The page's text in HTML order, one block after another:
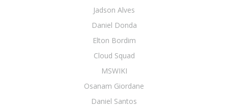
Jadson Alves
Daniel Donda
Elton Bordim
Cloud Squad
MSWIKI
Osanam Giordane
Daniel Santos